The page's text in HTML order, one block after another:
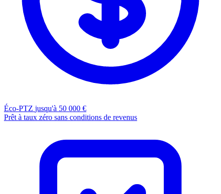
Éco-PTZ jusqu'à 50 000 €
Prêt à taux zéro sans conditions de revenus